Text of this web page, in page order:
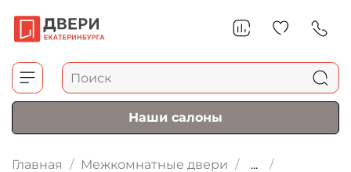
Наши салоны
Главная Межкомнатные двери
...